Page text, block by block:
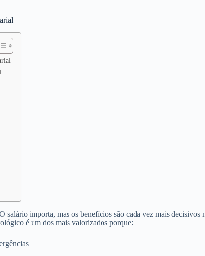
salário importa, mas os benefícios são cada vez mais decisivos
é um dos mais valorizados porque: